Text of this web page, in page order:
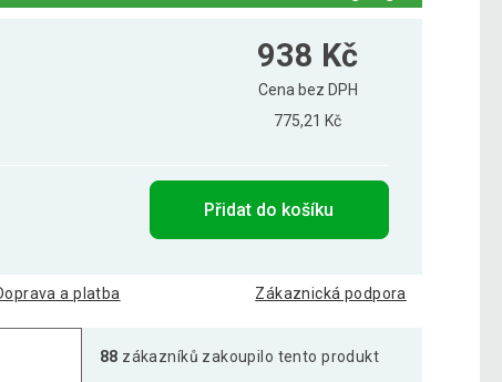
na cvičení, 190 x 60 cm, červená
na cvičení, 190 x 60 cm, oranžová
938 Kč
Cena bez DPH
775,21 Kč
Přidat do košíku
a platba Zákaznická podpora
88 zákazníků zakoupilo tento produkt